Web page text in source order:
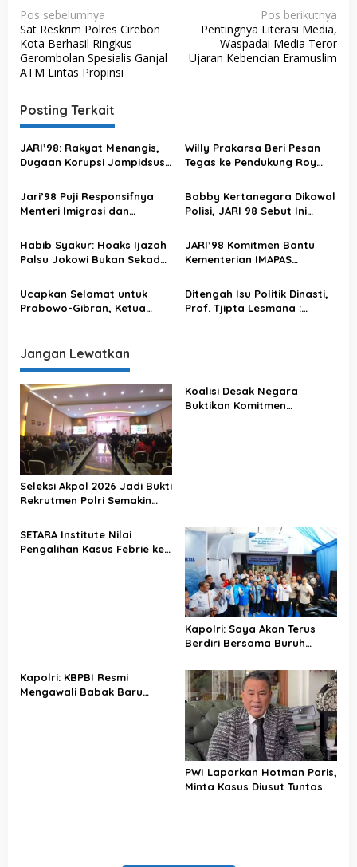
N
a
v
i
g
a
s
i
p
o
s
Pos sebelumnya
Sat Reskrim Polres Cirebon
Kota Berhasil Ringkus
Gerombolan Spesialis Ganjal
ATM Lintas Propinsi
Pos berikutnya
Pentingnya Literasi Media,
Waspadai Media Teror
Ujaran Kebencian Eramuslim
Posting Terkait
JARI’98: Rakyat Menangis,
Dugaan Korupsi Jampidsus
Ada yang Dilindungi
Willy Prakarsa Beri Pesan
Tegas ke Pendukung Roy
Salah Langkah
Jari’98 Puji Responsifnya
Menteri Imigrasi dan
Banjir di Lapas
Bobby Kertanegara Dikawal
Polisi, JARI 98 Sebut Ini
yang Tidak Tepat
Habib Syakur: Hoaks Ijazah
Palsu Jokowi Bukan Sekadar
Bangsa
JARI’98 Komitmen Bantu
Kementerian IMAPAS
Narkoba “BLOK HITAM” di
Lapas Seluruh Indonesia
Ucapkan Selamat untuk
Prabowo-Gibran, Ketua
Musisi Jalanan Pasca
Pilpres 2024
Ditengah Isu Politik Dinasti,
Prof. Tjipta Lesmana :
Jangan Lewatkan
Seleksi Akpol 2026 Jadi Bukti
Rekrutmen Polri Semakin
Koalisi Desak Negara
Buktikan Komitmen
SETARA Institute Nilai
Pengalihan Kasus Febrie ke
Kapolri: Saya Akan Terus
Berdiri Bersama Buruh
Kapolri: KBPBI Resmi
Mengawali Babak Baru
PWI Laporkan Hotman Paris,
Minta Kasus Diusut Tuntas